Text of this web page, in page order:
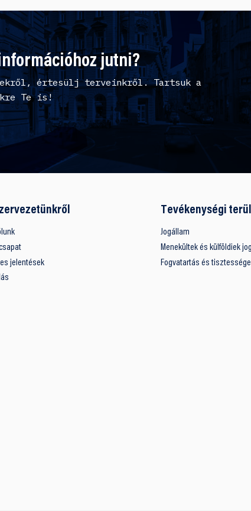
jutni?
értesülj terveinkről. Tartsuk a
Te is!
jelentések
Tevékenységi
Jogállam
Menekültek és külföldiek
Fogvatartás és